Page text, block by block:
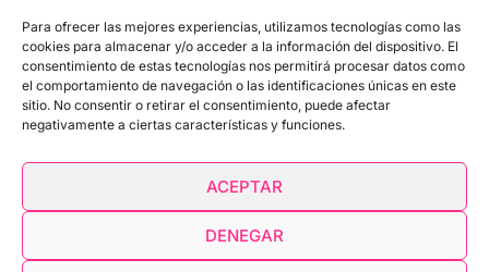
Para ofrecer las mejores experiencias, utilizamos tecnologías como las
cookies para almacenar y/o acceder a la información del dispositivo. El
consentimiento de estas tecnologías nos permitirá procesar datos como
el comportamiento de navegación o las identificaciones únicas en este
sitio. No consentir o retirar el consentimiento, puede afectar
negativamente a ciertas características y funciones.
ACEPTAR
DENEGAR
Contacto
Reseñas
Mis cursos
Carrito